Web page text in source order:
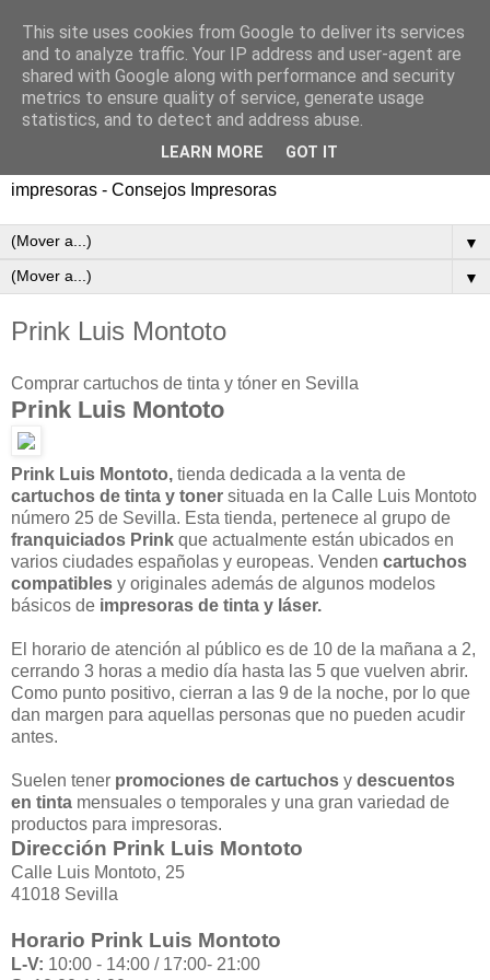
impresoras - Consejos Impresoras
▼
▼
Prink Luis Montoto
Comprar cartuchos de tinta y tóner en Sevilla
Prink Luis Montoto
Prink Luis Montoto, tienda dedicada a la venta de
cartuchos de tinta y toner situada en la Calle Luis Montoto
número 25 de Sevilla. Esta tienda, pertenece al grupo de
franquiciados Prink que actualmente están ubicados en
varios ciudades españolas y europeas. Venden cartuchos
compatibles y originales además de algunos modelos
básicos de impresoras de tinta y láser.
El horario de atención al público es de 10 de la mañana a 2,
cerrando 3 horas a medio día hasta las 5 que vuelven abrir.
Como punto positivo, cierran a las 9 de la noche, por lo que
dan margen para aquellas personas que no pueden acudir
antes.
Suelen tener promociones de cartuchos y descuentos
en tinta mensuales o temporales y una gran variedad de
productos para impresoras.
Dirección Prink Luis Montoto
Calle Luis Montoto, 25
41018 Sevilla
Horario Prink Luis Montoto
L-V: 10:00 - 14:00 / 17:00- 21:00
This site uses cookies from Google to deliver its services
and to analyze traffic. Your IP address and user-agent are
shared with Google along with performance and security
metrics to ensure quality of service, generate usage
statistics, and to detect and address abuse.
LEARN MORE GOT IT